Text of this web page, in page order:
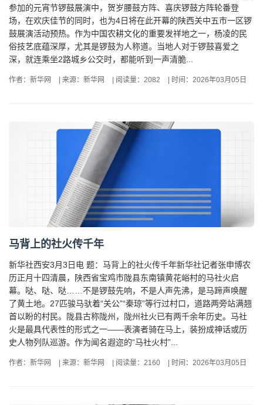
参加的元宵节锣鼓展演中，贺岁腰鼓方阵、喜庆锣鼓方阵轮番登
场，在欢庆佳节的同时，也为4日将在此开幕的陕西关中五市一区锣
鼓展演活动预热。作为中国农耕文化的重要发祥地之一，杨凌的民
俗技艺底蕴深厚，尤其是锣鼓为人称道。当地人对于锣鼓喜爱之
深，就连乘坐2路城乡公交时，都能听到一声清脆...
作者：新华网 来源：新华网 阅读量：2082 时间：2026年03月05日
马背上的社火传千年
新华社西安3月3日电 题：马背上的社火传千年新华社记者张申博农
历正月十四清晨，陕西省宝鸡市陇县东南镇黄花峪村的马社火启
幕。哒、哒、哒……不是锣鼓先响，不是人声先沸，是马蹄声唤醒
了黄土地。27匹骏马驮着“关公”“秦琼”等行过村口，道路两旁站满翘
首以盼的村民。陇县古称陇州，陇州社火已有两千余年历史。马社
火是最具代表性的形式之一——表演者骑在马上，装扮成神话或历
史人物列队巡游。作为闻名遐迩的“马社火村”...
作者：新华网 来源：新华网 阅读量：2160 时间：2026年03月05日